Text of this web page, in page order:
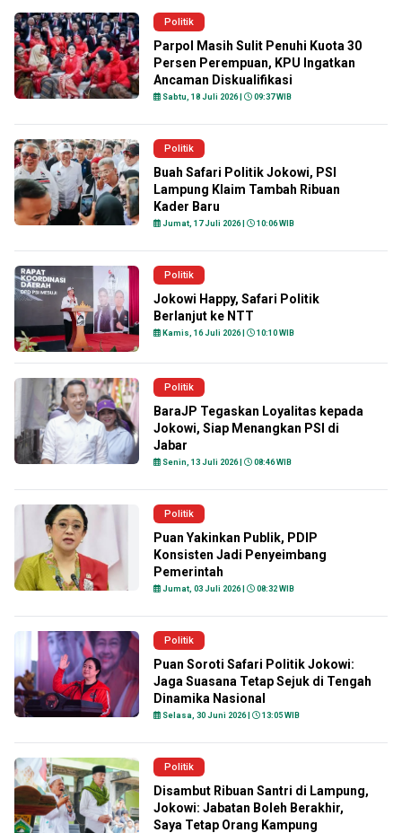
Politik
Parpol Masih Sulit Penuhi Kuota 30
Persen Perempuan, KPU Ingatkan
Ancaman Diskualifikasi
Sabtu, 18 Juli 2026 | 09:37 WIB
Politik
Buah Safari Politik Jokowi, PSI
Lampung Klaim Tambah Ribuan
Kader Baru
Jumat, 17 Juli 2026 | 10:06 WIB
Politik
Jokowi Happy, Safari Politik
Berlanjut ke NTT
Kamis, 16 Juli 2026 | 10:10 WIB
Politik
BaraJP Tegaskan Loyalitas kepada
Jokowi, Siap Menangkan PSI di
Jabar
Senin, 13 Juli 2026 | 08:46 WIB
Politik
Puan Yakinkan Publik, PDIP
Konsisten Jadi Penyeimbang
Pemerintah
Jumat, 03 Juli 2026 | 08:32 WIB
Politik
Puan Soroti Safari Politik Jokowi:
Jaga Suasana Tetap Sejuk di Tengah
Dinamika Nasional
Selasa, 30 Juni 2026 | 13:05 WIB
Politik
Disambut Ribuan Santri di Lampung,
Jokowi: Jabatan Boleh Berakhir,
Saya Tetap Orang Kampung